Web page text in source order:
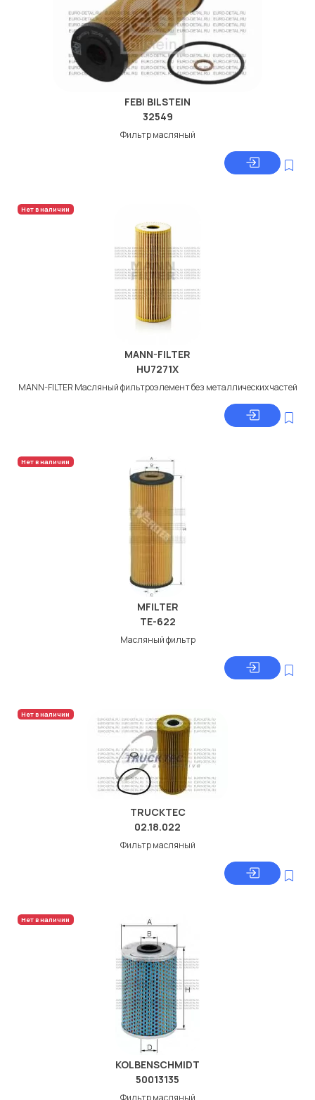
FEBI BILSTEIN
32549
Фильтр масляный
Нет в наличии
MANN-FILTER
HU7271X
MANN-FILTER Масляный фильтроэлемент без металлических частей
Нет в наличии
MFILTER
TE-622
Масляный фильтр
Нет в наличии
TRUCKTEC
02.18.022
Фильтр масляный
Нет в наличии
KOLBENSCHMIDT
50013135
Фильтр масляный